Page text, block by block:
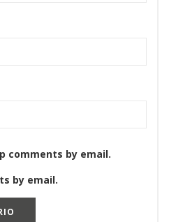
comments by email.
by email.